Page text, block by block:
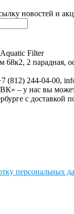
новостей и
Filter
68к2, 2 парадная,
(812) 244-04-00,
– у нас вы
с доставкой
персональных